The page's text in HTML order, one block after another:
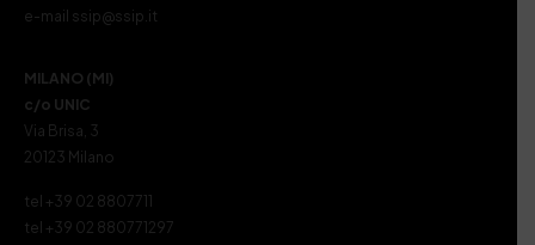
e-mail ssip@ssip.it
MILANO (MI)
c/o UNIC
Via Brisa, 3
20123 Milano
tel +39 02 8807711
tel +39 02 880771297